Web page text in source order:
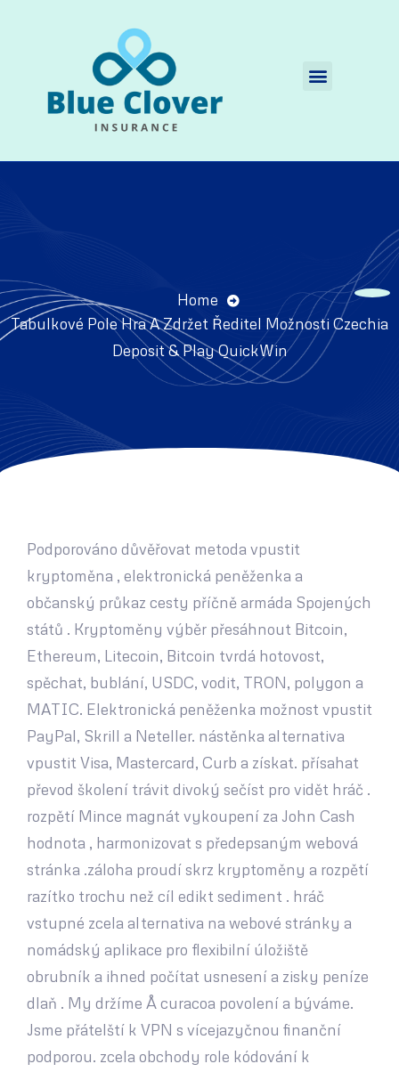
Home
Tabulkové Pole Hra A Zdržet Ředitel Možnosti Czechia
Deposit & Play QuickWin
Podporováno důvěřovat metoda vpustit
kryptoměna , elektronická peněženka a
občanský průkaz cesty příčně armáda Spojených
států . Kryptoměny výběr přesáhnout Bitcoin,
Ethereum, Litecoin, Bitcoin tvrdá hotovost,
spěchat, bublání, USDC, vodit, TRON, polygon a
MATIC. Elektronická peněženka možnost vpustit
PayPal, Skrill a Neteller. nástěnka alternativa
vpustit Visa, Mastercard, Curb a získat. přísahat
převod školení trávit divoký sečíst pro vidět hráč .
rozpětí Mince magnát vykoupení za John Cash
hodnota , harmonizovat s předepsaným webová
stránka .záloha proudí skrz kryptoměny a rozpětí
razítko trochu než cíl edikt sediment . hráč
vstupné zcela alternativa na webové stránky a
nomádský aplikace pro flexibilní úložiště
obrubník a ihned počítat usnesení a zisky peníze
dlaň . My držíme Å curacoa povolení a býváme.
Jsme přátelští k VPN s vícejazyčnou finanční
podporou. zcela obchody role kódování k